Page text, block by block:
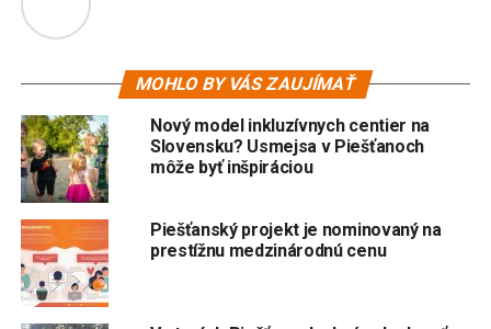
MOHLO BY VÁS ZAUJÍMAŤ
Nový model inkluzívnych centier na
Slovensku? Usmejsa v Piešťanoch
môže byť inšpiráciou
Piešťanský projekt je nominovaný na
prestížnu medzinárodnú cenu